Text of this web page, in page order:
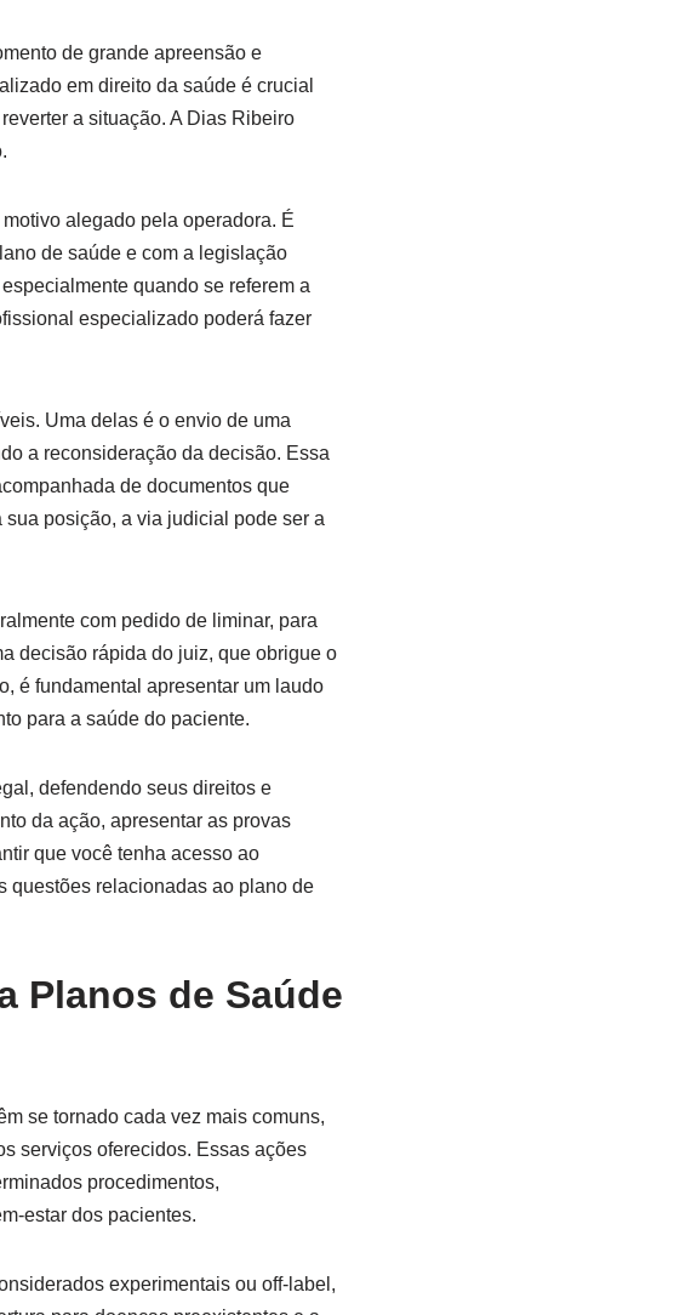
de grande apreensão e
em direito da saúde é crucial
a situação. A Dias Ribeiro
alegado pela operadora. É
de saúde e com a legislação
quando se referem a
especializado poderá fazer
Uma delas é o envio de uma
a reconsideração da decisão. Essa
de documentos que
posição, a via judicial pode ser a
com pedido de liminar, para
decisão rápida do juiz, que obrigue o
é fundamental apresentar um laudo
para a saúde do paciente.
defendendo seus direitos e
da ação, apresentar as provas
que você tenha acesso ao
questões relacionadas ao plano de
Planos de Saúde
se tornado cada vez mais comuns,
serviços oferecidos. Essas ações
procedimentos,
estar dos pacientes.
experimentais ou off-label,